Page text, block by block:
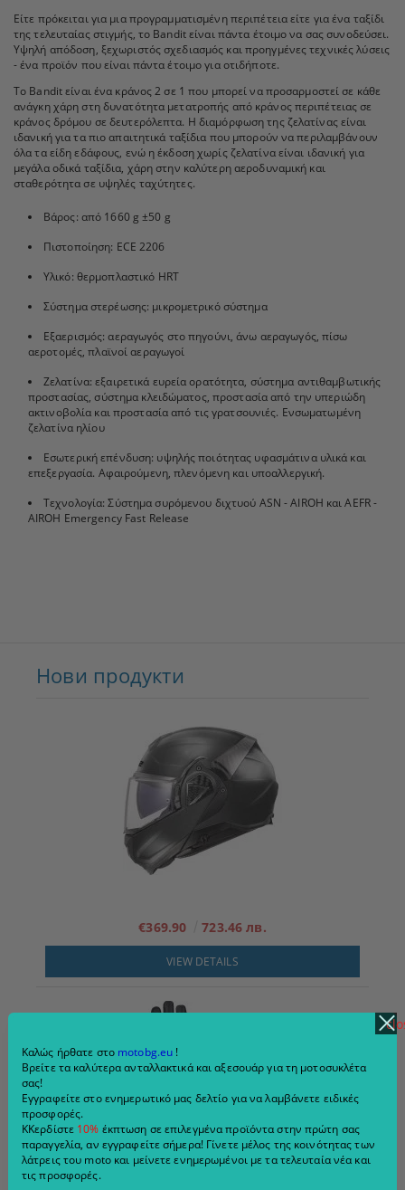
Είτε πρόκειται για μια προγραμματισμένη περιπέτεια είτε για ένα ταξίδι
της τελευταίας στιγμής, το Bandit είναι πάντα έτοιμο να σας συνοδεύσει.
Υψηλή απόδοση, ξεχωριστός σχεδιασμός και προηγμένες τεχνικές λύσεις
- ένα προϊόν που είναι πάντα έτοιμο για οτιδήποτε.
Το Bandit είναι ένα κράνος 2 σε 1 που μπορεί να προσαρμοστεί σε κάθε
ανάγκη χάρη στη δυνατότητα μετατροπής από κράνος περιπέτειας σε
κράνος δρόμου σε δευτερόλεπτα. Η διαμόρφωση της ζελατίνας είναι
ιδανική για τα πιο απαιτητικά ταξίδια που μπορούν να περιλαμβάνουν
όλα τα είδη εδάφους, ενώ η έκδοση χωρίς ζελατίνα είναι ιδανική για
μεγάλα οδικά ταξίδια, χάρη στην καλύτερη αεροδυναμική και
σταθερότητα σε υψηλές ταχύτητες.
Βάρος: από 1660 g ±50 g
Πιστοποίηση: ECE 2206
Υλικό: θερμοπλαστικό HRT
Σύστημα στερέωσης: μικρομετρικό σύστημα
Εξαερισμός: αεραγωγός στο πηγούνι, άνω αεραγωγός, πίσω
αεροτομές, πλαϊνοί αεραγωγοί
Ζελατίνα: εξαιρετικά ευρεία ορατότητα, σύστημα αντιθαμβωτικής
προστασίας, σύστημα κλειδώματος, προστασία από την υπεριώδη
ακτινοβολία και προστασία από τις γρατσουνιές. Ενσωματωμένη
ζελατίνα ηλίου
Εσωτερική επένδυση: υψηλής ποιότητας υφασμάτινα υλικά και
επεξεργασία. Αφαιρούμενη, πλενόμενη και υποαλλεργική.
Τεχνολογία: Σύστημα συρόμενου διχτυού ASN - AIROH και AEFR -
AIROH Emergency Fast Release
Нови продукти
€369.90 723.46 лв.
VIEW DETAILS
Γάντια μοτοσικλέτας Modeka Miako AIr Μαύρο/Λευκό
Καλώς ήρθατε στο motobg.eu !
Βρείτε τα καλύτερα ανταλλακτικά και αξεσουάρ για τη μοτοσυκλέτα
σας!
Εγγραφείτε στο ενημερωτικό μας δελτίο για να λαμβάνετε ειδικές
προσφορές.
ΚΚερδίστε 10% έκπτωση σε επιλεγμένα προϊόντα στην πρώτη σας
παραγγελία, αν εγγραφείτε σήμερα! Γίνετε μέλος της κοινότητας των
λάτρεις του moto και μείνετε ενημερωμένοι με τα τελευταία νέα και
τις προσφορές.